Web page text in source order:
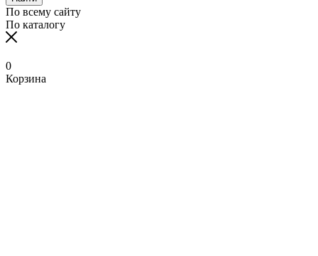
По всему сайту
По каталогу
0
Корзина